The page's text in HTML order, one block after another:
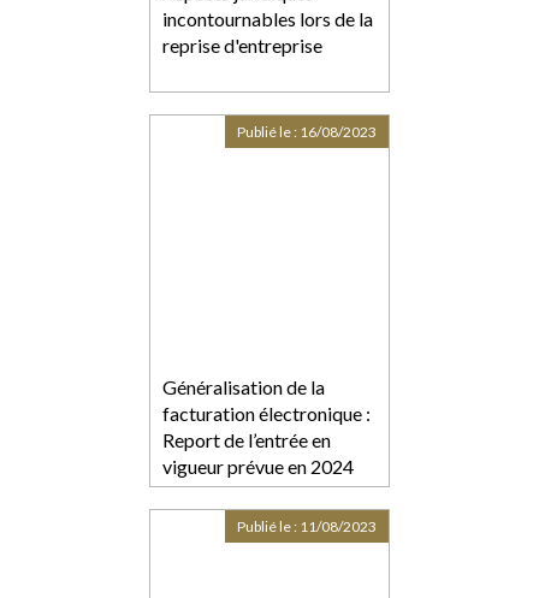
incontournables lors de la
reprise d'entreprise
Généralisation de la
facturation électronique :
Report de l’entrée en
vigueur prévue en 2024
Publié le : 16/08/2023
Publié le : 11/08/2023